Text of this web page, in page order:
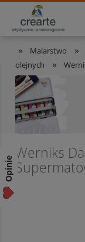
» Malarstwo »
olejnych
»
Werniks
Masz pytania?
Opinie